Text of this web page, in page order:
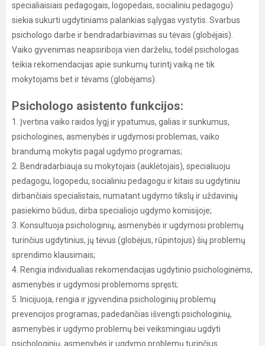
specialiaisiais pedagogais, logopedais, socialiniu pedagogu)
siekia sukurti ugdytiniams palankias sąlygas vystytis. Svarbus
psichologo darbe ir bendradarbiavimas su tėvais (globėjais).
Vaiko gyvenimas neapsiriboja vien darželiu, todėl psichologas
teikia rekomendacijas apie sunkumų turintį vaiką ne tik
mokytojams bet ir tėvams (globėjams).
Psichologo asistento funkcijos:
1. Įvertina vaiko raidos lygį ir ypatumus, galias ir sunkumus,
psichologines, asmenybės ir ugdymosi problemas, vaiko
brandumą mokytis pagal ugdymo programas;
2. Bendradarbiauja su mokytojais (auklėtojais), specialiuoju
pedagogu, logopedu, socialiniu pedagogu ir kitais su ugdytiniu
dirbančiais specialistais, numatant ugdymo tikslų ir uždavinių
pasiekimo būdus, dirba specialiojo ugdymo komisijoje;
3. Konsultuoja psichologinių, asmenybės ir ugdymosi problemų
turinčius ugdytinius, jų tėvus (globėjus, rūpintojus) šių problemų
sprendimo klausimais;
4. Rengia individualias rekomendacijas ugdytinio psichologinėms,
asmenybės ir ugdymosi problemoms spręsti;
5. Inicijuoja, rengia ir įgyvendina psichologinių problemų
prevencijos programas, padedančias išvengti psichologinių,
asmenybės ir ugdymo problemų bei veiksmingiau ugdyti
psichologinių, asmenybės ir ugdymo problemų turinčius